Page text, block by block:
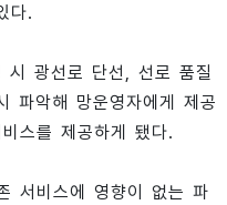
다.
광선로 단선, 선로 품질
파악해 망운영자에게 제공
스를 제공하게 됐다.
서비스에 영향이 없는 파